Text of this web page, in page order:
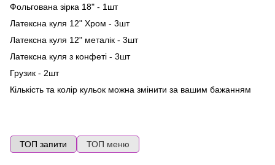
Фольгована зірка 18" - 1шт
Латексна куля 12" Хром - 3шт
Латексна куля 12" металік - 3шт
Латексна куля з конфеті - 3шт
Грузик - 2шт
Кількість та колір кульок можна змінити за вашим бажанням
ТОП запити ТОП меню